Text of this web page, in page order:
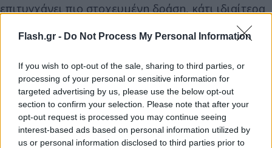
Flash.gr - Do Not Process My Personal Information
If you wish to opt-out of the sale, sharing to third parties, or
processing of your personal or sensitive information for
targeted advertising by us, please use the below opt-out
section to confirm your selection. Please note that after your
opt-out request is processed you may continue seeing
interest-based ads based on personal information utilized by
us or personal information disclosed to third parties prior to
επιτυγχάνει πιο στοχευμένη δράση, κάτι ιδιαίτερα
σημαντικό για την αποφυγή παρενεργειών. Ένα
ακόμη ενθαρρυντικό εύρημα ήταν η συμπεριφορά
θεραπείες για το γλοιοβλάστωμα, όπως με τη
τεμοζολομίδη και ορισμένα πειραματικά φάρμακα
που ενεργοποιούν μηχανισμούς κυτταρικού
θανάτου. Στα εργαστηριακά μοντέλα, ο
συνδυασμός αυτός οδήγησε σε σημαντικά